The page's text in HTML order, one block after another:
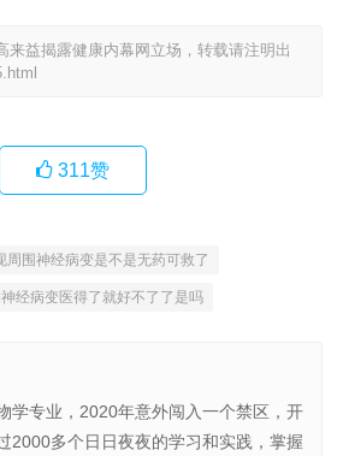
来益揭露健康内幕网立场，转载请注明出
311赞
周围神经病变是不是无药可救了
经病变医得了就好不了了是吗
学专业，2020年意外闯入一个禁区，开
2000多个日日夜夜的学习和实践，掌握